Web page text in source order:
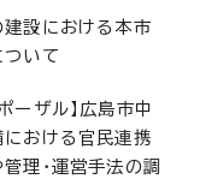
設における本市
ついて
ーザル】広島市中
おける官民連携
理・運営手法の調